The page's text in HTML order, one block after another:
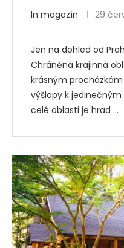
In magazín 29
Jen na dohled od
Chráněná krajinná
krásným
výšlapy k
celé oblasti je hrad …